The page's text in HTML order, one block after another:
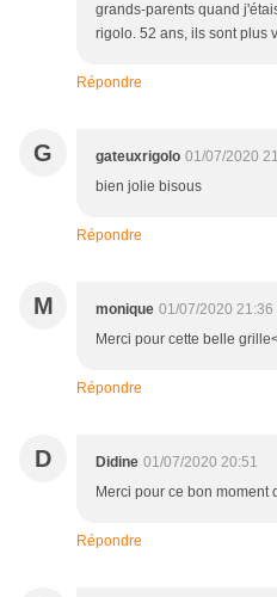
grands-parents quand
rigolo. 52 ans, ils sont plus
Répondre
G gateuxrigolo 01/07/2020
bien jolie bisous
Répondre
M monique 01/07/2020 21:36
Merci pour cette belle
Répondre
D Didine 01/07/2020 20:51
Merci pour ce bon moment
Répondre